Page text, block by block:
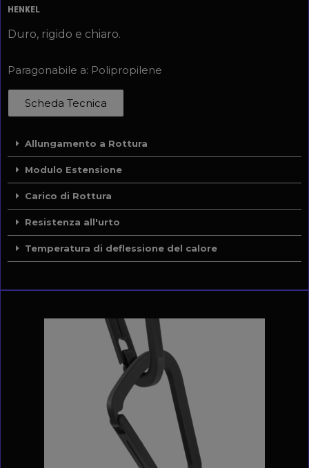
HENKEL
Duro, rigido e chiaro.
Paragonabile a: Polipropilene
Scheda Tecnica
Allungamento a Rottura
Modulo Estensione
Carico di Rottura
Resistenza all'urto
Temperatura di deflessione del calore